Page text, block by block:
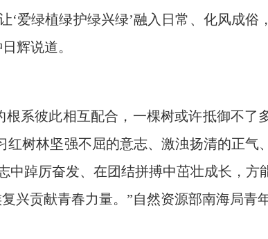
爱绿植绿护绿兴绿’融入日常、化风成俗
辉说道。
彼此相互配合，一棵树或许抵御不了
树林坚强不屈的意志、激浊扬清的正气
踔厉奋发、在团结拼搏中茁壮成长，方
兴贡献青春力量。”自然资源部南海局青